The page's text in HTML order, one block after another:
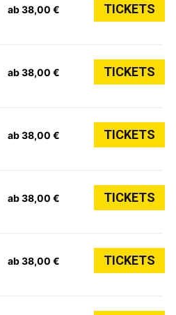
ab 38,00 € TICKETS
ab 38,00 € TICKETS
ab 38,00 € TICKETS
ab 38,00 € TICKETS
ab 38,00 € TICKETS